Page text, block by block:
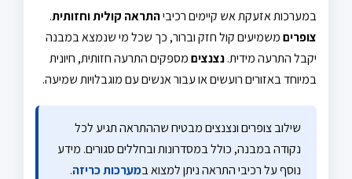
במערכות אזעקת אש קיימים רכיביהתראה קולית וחזותית.
צופריםמשמיעים קול חזק וברור, כך שכל מי שנמצא במבנה
יקבל התרעה מידית.נצנציםמספקים התרעה חזותית, חיונית
במיוחד באזורים רועשים או עבור אנשים עם מוגבלויות שמיעה.
שילוב צופרים ונצנצים מבטיח שההתראה תגיע לכל
נקודה במבנה, כולל במסדרונות ובחללים סגורים. מידע
נוסף על רכיבי התראה ניתן למצוא במערכות כריזה.